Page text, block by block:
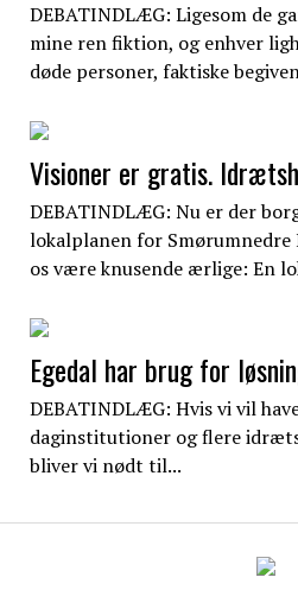
DEBATINDLÆG: Ligesom de
mine ren fiktion, og enhver
døde personer, faktiske
Visioner er gratis.
DEBATINDLÆG: Nu er der
lokalplanen for
os være knusende ærlige: En
Egedal har brug for
DEBATINDLÆG: Hvis vi vil
daginstitutioner og flere
bliver vi nødt til...